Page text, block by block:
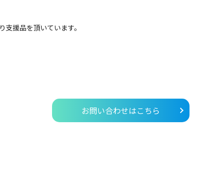
援品を頂いています。
お問い合わせはこちら